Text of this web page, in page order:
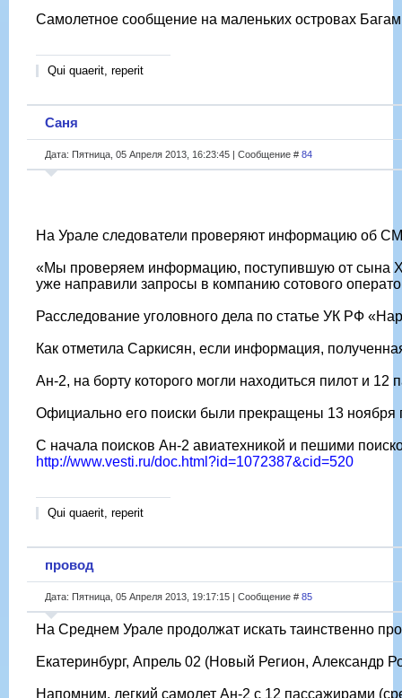
Самолетное сообщение на маленьких островах
Qui quaerit, reperit
Саня
Дата: Пятница, 05 Апреля 2013, 16:23:45 | Сообщение # 84
На Урале следователи проверяют информацию об
«Мы проверяем информацию, поступившую от сына
уже направили запросы в компанию сотового
Расследование уголовного дела по статье УК РФ
Как отметила Саркисян, если информация,
Ан-2, на борту которого могли находиться пилот и
Официально его поиски были прекращены 13 ноября
С начала поисков Ан-2 авиатехникой и пешими
http://www.vesti.ru/doc.html?id=1072387&cid=520
Qui quaerit, reperit
провод
Дата: Пятница, 05 Апреля 2013, 19:17:15 | Сообщение # 85
На Среднем Урале продолжат искать таинственно
Екатеринбург, Апрель 02 (Новый Регион, Александр
Напомним, легкий самолет Ан-2 с 12 пассажирами